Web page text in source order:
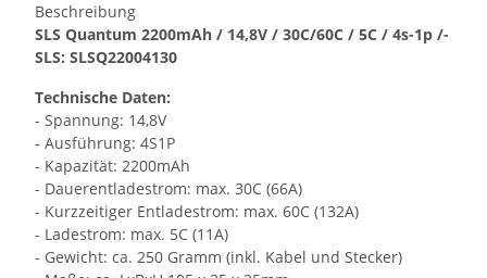
Beschreibung
SLS Quantum 2200mAh / 14,8V / 30C/60C / 5C / 4s-1p /-
SLS: SLSQ22004130
Technische Daten:
- Spannung: 14,8V
- Ausführung: 4S1P
- Kapazität: 2200mAh
- Dauerentladestrom: max. 30C (66A)
- Kurzzeitiger Entladestrom: max. 60C (132A)
- Ladestrom: max. 5C (11A)
- Gewicht: ca. 250 Gramm (inkl. Kabel und Stecker)